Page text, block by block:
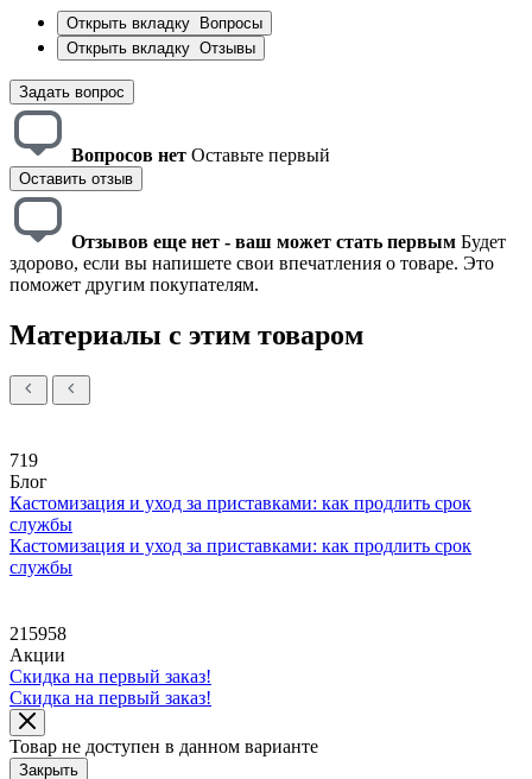
Открыть вкладку
Вопросы
Открыть вкладку Отзывы
Задать вопрос
Вопросов нет Оставьте первый
Оставить отзыв
Отзывов еще нет - ваш может стать первым Будет
здорово, если вы напишете свои впечатления о товаре. Это
поможет другим покупателям.
Материалы с этим товаром
719
Блог
Кастомизация и уход за приставками: как продлить срок
службы
Кастомизация и уход за приставками: как продлить срок
службы
215958
Акции
Скидка на первый заказ!
Скидка на первый заказ!
Товар не доступен в данном варианте
Закрыть